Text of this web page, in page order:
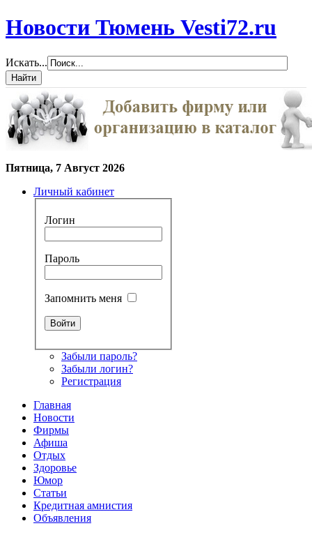
Новости Тюмень Vesti72.ru
Искать...
Пятница, 7 Август 2026
Личный кабинет
Логин
Пароль
Запомнить меня
Забыли пароль?
Забыли логин?
Регистрация
Главная
Новости
Фирмы
Афиша
Отдых
Здоровье
Юмор
Статьи
Кредитная амнистия
Объявления